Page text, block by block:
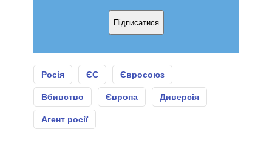
Підписатися
Росія ЄС Євросоюз
Вбивство Європа Диверсія
Агент росії